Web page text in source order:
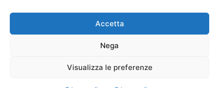
Accetta
Nega
Visualizza le preferenze
© Copyright 2022 - Serverbay.it - Eteon.it